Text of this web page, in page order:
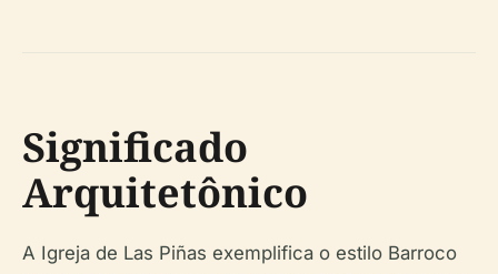
Significado
Arquitetônico
A Igreja de Las Piñas exemplifica o estilo Barroco